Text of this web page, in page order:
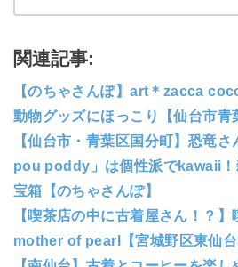
関連記事:
【のちゃさんぽ】art＊zacca
動物グッズにほっこり【仙台市青
【仙台市・青葉区国分町】恐竜
pou poddy」は個性派でkawaii！
宝箱【のちゃさんぽ】
【喫茶店の中に古着屋さん！？
mother of pearl【宮城野区東仙台